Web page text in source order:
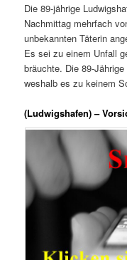
Die 89-jährige
Nachmittag mehrfach
unbekannten Täterin
Es sei zu einem Unfall
bräuchte. Die 89-
weshalb es zu keinem
(Ludwigshafen) –